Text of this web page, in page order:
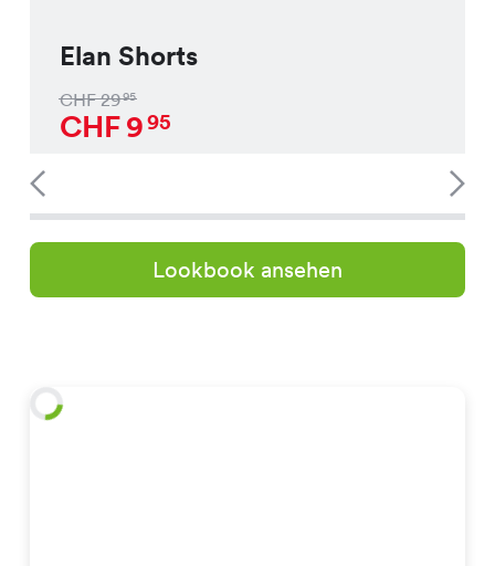
Elan Shorts
CHF2995
CHF995
Lookbook ansehen